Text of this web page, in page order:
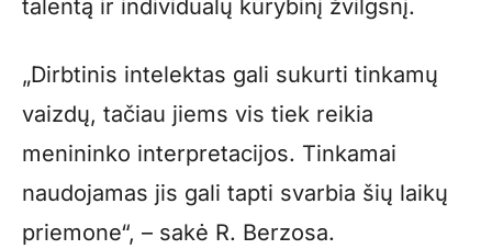
talentą ir individualų kūrybinį žvilgsnį.
„Dirbtinis intelektas gali sukurti tinkamų
vaizdų, tačiau jiems vis tiek reikia
menininko interpretacijos. Tinkamai
naudojamas jis gali tapti svarbia šių laikų
priemone“, – sakė R. Berzosa.